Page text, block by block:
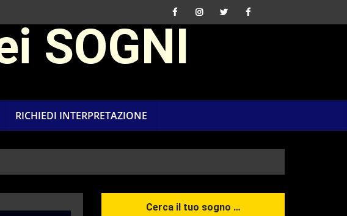
SOGNI
RICHIEDI INTERPRETAZIONE
Cerca il tuo sogno …